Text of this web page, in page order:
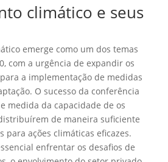
climático e seus
emerge como um dos temas
com a urgência de expandir os
a implementação de medidas
O sucesso da conferência
medida da capacidade de os
de maneira suficiente
para ações climáticas eficazes.
enfrentar os desafios de